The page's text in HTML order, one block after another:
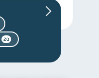
20